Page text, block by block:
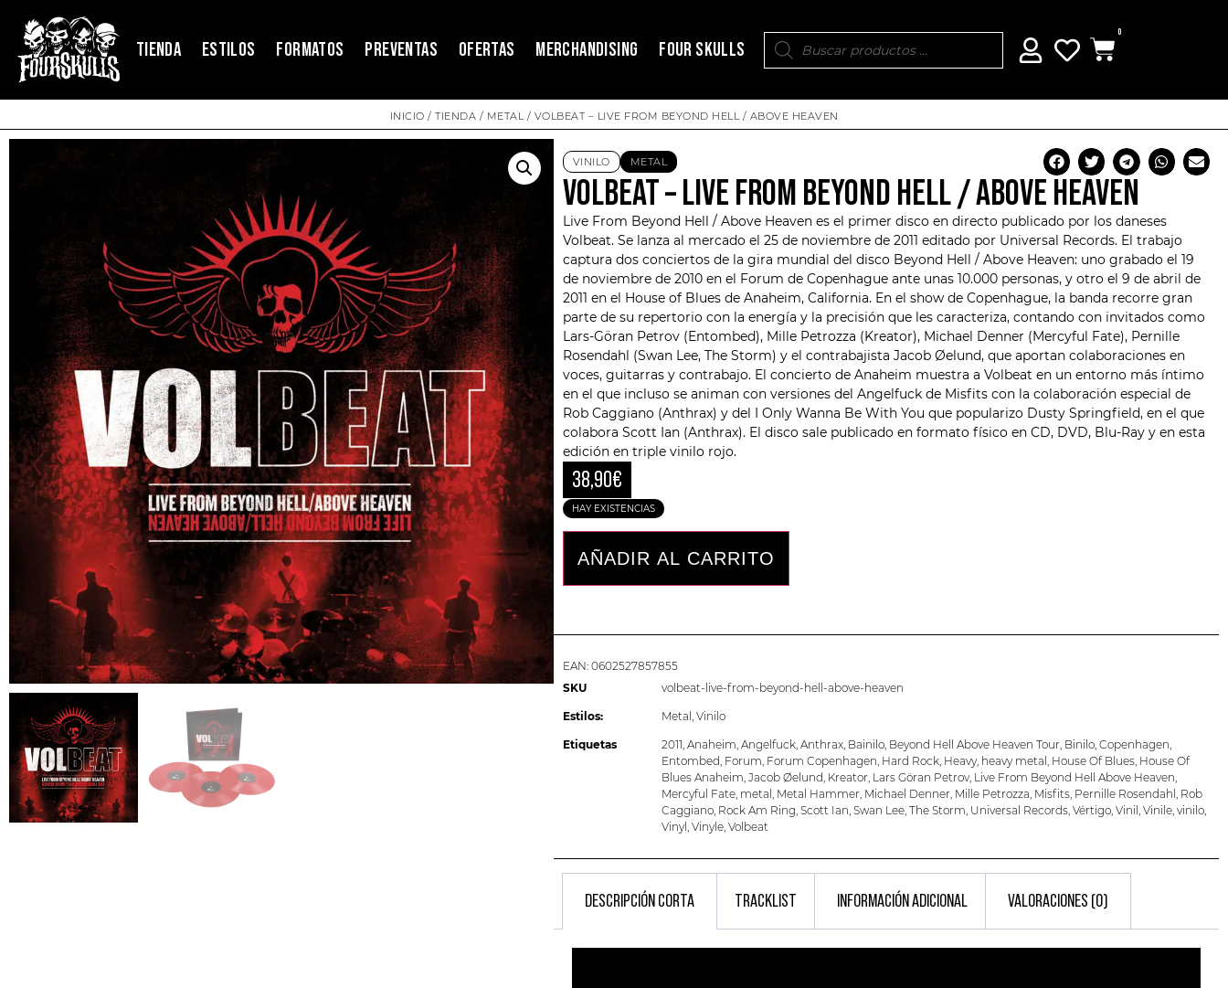
TIENDA ESTILOS FORMATOS PREVENTAS OFERTAS MERCHANDISING FOUR SKULLS
0
INICIO / TIENDA / METAL/ VOLBEAT – LIVE FROM BEYOND HELL / ABOVE HEAVEN
VINILO METAL
VOLBEAT – LIVE FROM BEYOND HELL / ABOVE HEAVEN
Live From Beyond Hell / Above Heaven es el primer disco en directo publicado por los daneses
Volbeat. Se lanza al mercado el 25 de noviembre de 2011 editado por Universal Records. El trabajo
captura dos conciertos de la gira mundial del disco Beyond Hell / Above Heaven: uno grabado el 19
de noviembre de 2010 en el Forum de Copenhague ante unas 10.000 personas, y otro el 9 de abril de
2011 en el House of Blues de Anaheim, California. En el show de Copenhague, la banda recorre gran
parte de su repertorio con la energía y la precisión que les caracteriza, contando con invitados como
Lars-Göran Petrov (Entombed), Mille Petrozza (Kreator), Michael Denner (Mercyful Fate), Pernille
Rosendahl (Swan Lee, The Storm) y el contrabajista Jacob Øelund, que aportan colaboraciones en
voces, guitarras y contrabajo. El concierto de Anaheim muestra a Volbeat en un entorno más íntimo
en el que incluso se animan con versiones del Angelfuck de Misfits con la colaboración especial de
Rob Caggiano (Anthrax) y del I Only Wanna Be With You que popularizo Dusty Springfield, en el que
colabora Scott Ian (Anthrax). El disco sale publicado en formato físico en CD, DVD, Blu-Ray y en esta
edición en triple vinilo rojo.
38,90€
HAY EXISTENCIAS
AÑADIR AL CARRITO
EAN: 0602527857855
SKU
volbeat-live-from-beyond-hell-above-heaven
Estilos: Metal , Vinilo
Etiquetas 2011, Anaheim, Angelfuck, Anthrax, Bainilo, Beyond Hell Above Heaven Tour, Binilo, Copenhagen,
Entombed, Forum, Forum Copenhagen, Hard Rock, Heavy, heavy metal , House Of Blues, House Of
Blues Anaheim, Jacob Øelund, Kreator, Lars Göran Petrov, Live From Beyond Hell Above Heaven,
Mercyful Fate, metal , Metal Hammer, Michael Denner, Mille Petrozza, Misfits, Pernille Rosendahl , Rob
Caggiano, Rock Am Ring, Scott Ian, Swan Lee, The Storm, Universal Records, Vértigo, Vinil , Vinile, vinilo,
Vinyl, Vinyle, Volbeat
DESCRIPCIÓN CORTA TRACKLIST INFORMACIÓN ADICIONAL VALORACIONES (0)